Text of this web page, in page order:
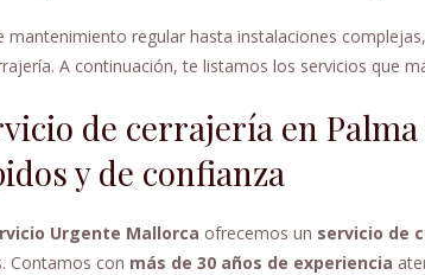
mantenimiento regular hasta instalaciones
A continuación, te listamos los servicios que
de cerrajería en
y de confianza
Urgente Mallorca ofrecemos un servicio de
Contamos con más de 30 años de experiencia